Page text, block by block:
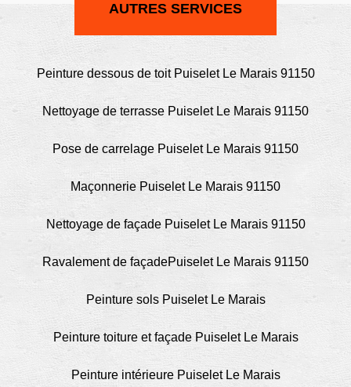
AUTRES SERVICES
Peinture dessous de toit Puiselet Le Marais 91150
Nettoyage de terrasse Puiselet Le Marais 91150
Pose de carrelage Puiselet Le Marais 91150
Maçonnerie Puiselet Le Marais 91150
Nettoyage de façade Puiselet Le Marais 91150
Ravalement de façadePuiselet Le Marais 91150
Peinture sols Puiselet Le Marais
Peinture toiture et façade Puiselet Le Marais
Peinture intérieure Puiselet Le Marais